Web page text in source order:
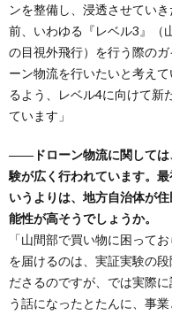
ンを整備し、浸透させてい
前、いわゆる『レベル3』（
の目視外飛行）を行う際の
ーン物流を行いたいと考え
るよう、レベル4に向けて新
ています」
――ドローン物流に関しては
験が広く行われています。
いうよりは、地方自治体が
能性が高そうでしょうか。
「山間部で買い物に困って
を届けるのは、実証実験の
ださるのですが、では実際
う話になったとたんに、事